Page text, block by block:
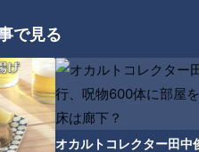
で見る
オカルトコレクター田中
「はんぺんえびカツ」の作り方
【キユーピー３分クッキング】